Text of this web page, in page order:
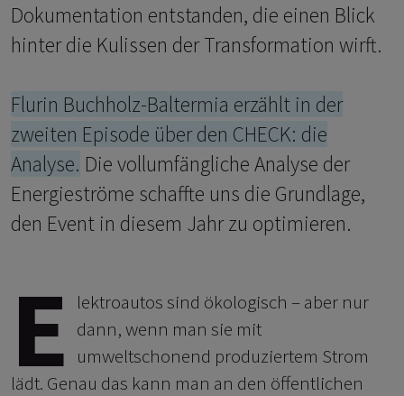
Dokumentation entstanden, die einen Blick
hinter die Kulissen der Transformation wirft.
Flurin Buchholz-Baltermia erzählt in der
zweiten Episode über den CHECK: die
Analyse. Die vollumfängliche Analyse der
Energieströme schaffte uns die Grundlage,
den Event in diesem Jahr zu optimieren.
E lektroautos sind ökologisch – aber nur
dann, wenn man sie mit
umweltschonend produziertem Strom
lädt. Genau das kann man an den öffentlichen